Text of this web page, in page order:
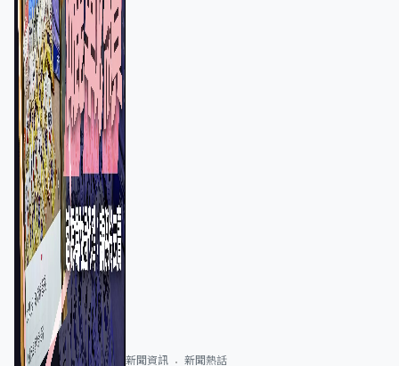
新聞資訊 新聞熱話